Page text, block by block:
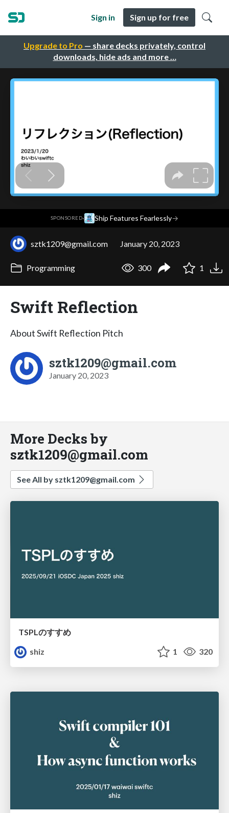
Upgrade to Pro — share decks privately, control
downloads, hide ads and more …
Sign in Sign up for free
SPONSORED· Ship Features Fearlessly→
sztk1209@gmail.com January 20, 2023
Programming 300 1
Swift Reflection
About Swift Reflection Pitch
sztk1209@gmail.com
January 20, 2023
More Decks by
sztk1209@gmail.com
See All by sztk1209@gmail.com
TSPLのすすめ
shiz
1 320